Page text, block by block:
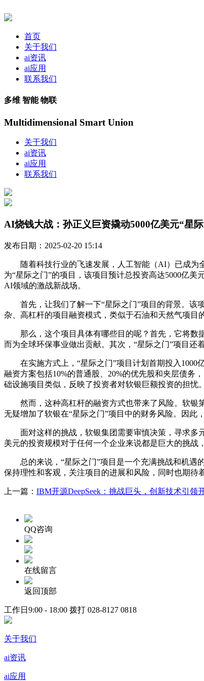
首页
关于我们
ai资讯
ai应用
联系我们
多维 智能 物联
Multidimensional Smart Union
关于我们
ai资讯
ai应用
联系我们
AI烧钱大战：孙正义巨资撬动5000亿美元“星
发布日期：2025-02-20 15:14
随着科技行业的飞速发展，人工智能（AI）已成为全
为“星际之门”的项目，该项目预计总投资高达5000亿
AI领域的激战新战场。
首先，让我们了解一下“星际之门”项目的背景。该
杂、高杠杆的项目融资模式，类似于石油和天然气项目
那么，这个项目具体有哪些目的呢？首先，它将数据
而为全球环保事业做出贡献。其次，“星际之门”项目还
在实施方式上，“星际之门”项目计划首期投入1000
融资方案包括10%的普通股、20%的优先股和夹层债务
础设施项目类似，反映了投资者对软银巨额投资的担忧。
然而，这种高杠杆的融资方式也带来了风险。软银第
无疑增加了软银在“星际之门”项目中的财务风险。因此
面对这样的挑战，软银集团需要审慎决策，寻求多元
美元的投资规模对于任何一个企业来说都是巨大的挑战
总的来说，“星际之门”项目是一个充满挑战和机遇
保持理性和客观，关注项目的进展和风险，同时也期待
上一篇： IBM开源DeepSeek：挑战巨头，创新技术引领
QQ咨询
在线留言
返回顶部
工作日9:00 - 18:00 拨打 028-8127 0818
关于我们
ai资讯
ai应用